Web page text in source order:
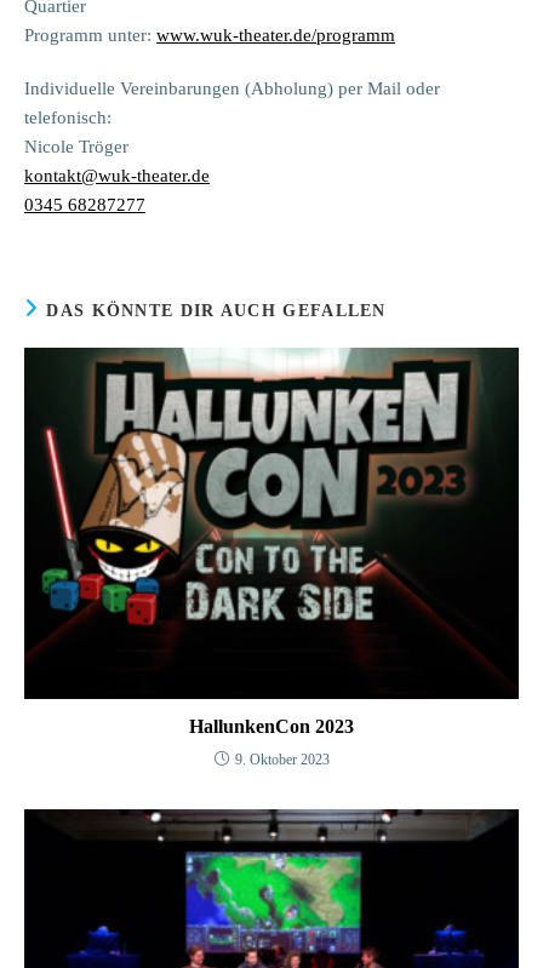
Quartier
Programm unter: www.wuk-theater.de/programm
Individuelle Vereinbarungen (Abholung) per Mail oder
telefonisch:
Nicole Tröger
kontakt@wuk-theater.de
0345 68287277
DAS KÖNNTE DIR AUCH GEFALLEN
HallunkenCon 2023
9. Oktober 2023